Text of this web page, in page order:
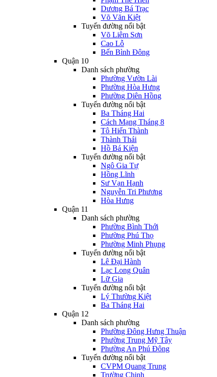
Dương Bá Trạc
Võ Văn Kiệt
Tuyến đường nổi bật
Võ Liêm Sơn
Cao Lỗ
Bến Bình Đông
Quận 10
Danh sách phường
Phường Vườn Lài
Phường Hòa Hưng
Phường Diên Hồng
Tuyến đường nổi bật
Ba Tháng Hai
Cách Mạng Tháng 8
Tô Hiến Thành
Thành Thái
Hồ Bá Kiện
Tuyến đường nổi bật
Ngô Gia Tự
Hồng Lĩnh
Sư Vạn Hạnh
Nguyễn Tri Phương
Hòa Hưng
Quận 11
Danh sách phường
Phường Bình Thới
Phường Phú Thọ
Phường Minh Phụng
Tuyến đường nổi bật
Lê Đại Hành
Lạc Long Quân
Lữ Gia
Tuyến đường nổi bật
Lý Thường Kiệt
Ba Tháng Hai
Quận 12
Danh sách phường
Phường Đông Hưng Thuận
Phường Trung Mỹ Tây
Phường An Phú Đông
Tuyến đường nổi bật
CVPM Quang Trung
Trường Chinh